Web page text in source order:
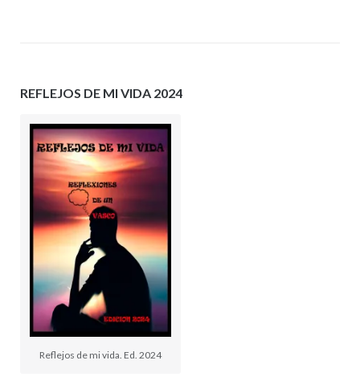
REFLEJOS DE MI VIDA 2024
Reflejos de mi vida. Ed. 2024